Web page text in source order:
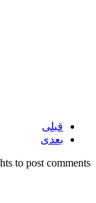
قبلی
بعدی
to post comments